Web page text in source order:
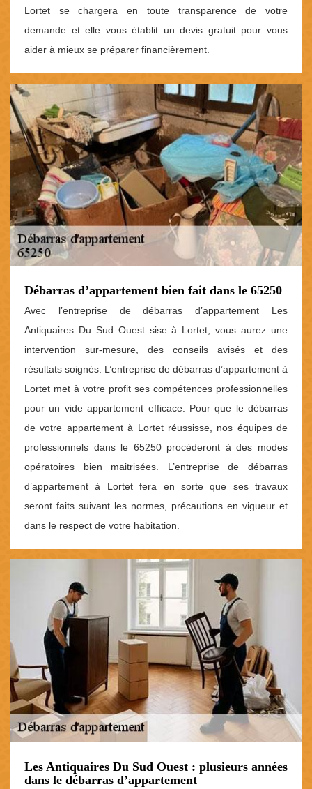
Lortet se chargera en toute transparence de votre
demande et elle vous établit un devis gratuit pour vous
aider à mieux se préparer financièrement.
Débarras d’appartement bien fait dans le 65250
Avec l’entreprise de débarras d’appartement Les
Antiquaires Du Sud Ouest sise à Lortet, vous aurez une
intervention sur-mesure, des conseils avisés et des
résultats soignés. L’entreprise de débarras d’appartement à
Lortet met à votre profit ses compétences professionnelles
pour un vide appartement efficace. Pour que le débarras
de votre appartement à Lortet réussisse, nos équipes de
professionnels dans le 65250 procèderont à des modes
opératoires bien maitrisées. L’entreprise de débarras
d’appartement à Lortet fera en sorte que ses travaux
seront faits suivant les normes, précautions en vigueur et
dans le respect de votre habitation.
Les Antiquaires Du Sud Ouest : plusieurs années
dans le débarras d’appartement